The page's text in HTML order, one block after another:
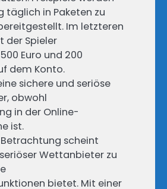
täglich in Paketen zu
Im letzteren
der Spieler
Euro und 200
dem Konto.
sichere und seriöse
obwohl
in der Online-
ist.
scheint
Wettanbieter zu
bietet. Mit einer